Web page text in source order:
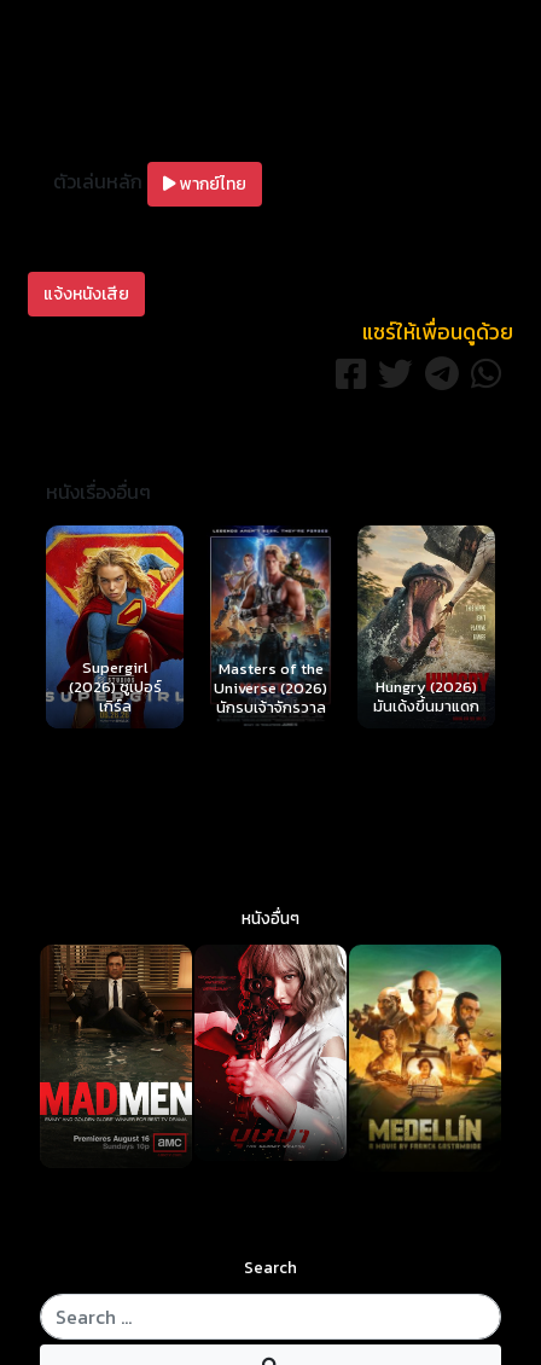
ตัวเล่นหลัก พากย์ไทย
แจ้งหนังเสีย
แชร์ให้เพื่อนดูด้วย
หนังเรื่องอื่นๆ
Masters of the
Universe (2026)
นักรบเจ้าจักรวาล
Hungry (2026)
มันเด้งขึ้นมาแดก
Ready or Not 2:
Here I Come
(2026) เกมพร้อม
ตาย 2
หนังอื่นๆ
Search